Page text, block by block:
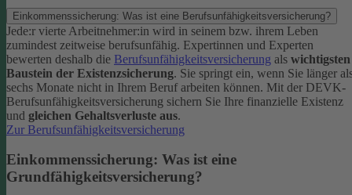
Einkommenssicherung: Was ist eine Berufsunfähigkeitsversicherung?
Jede:r vierte Arbeitnehmer:in wird in seinem bzw. ihrem Leben
zumindest zeitweise berufsunfähig. Expertinnen und Experten
bewerten deshalb die Berufsunfähigkeitsversicherung als wichtigsten
Baustein der Existenzsicherung. Sie springt ein, wenn Sie länger
sechs Monate nicht in Ihrem Beruf arbeiten können. Mit der DEVK-
Berufsunfähigkeitsversicherung sichern Sie Ihre finanzielle Existenz
und gleichen Gehaltsverluste aus.
Zur Berufsunfähigkeitsversicherung
Einkommenssicherung: Was ist eine
Grundfähigkeitsversicherung?